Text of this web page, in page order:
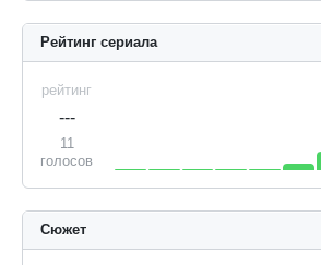
Рейтинг сериала
рейтинг
---
11
голосов
Сюжет